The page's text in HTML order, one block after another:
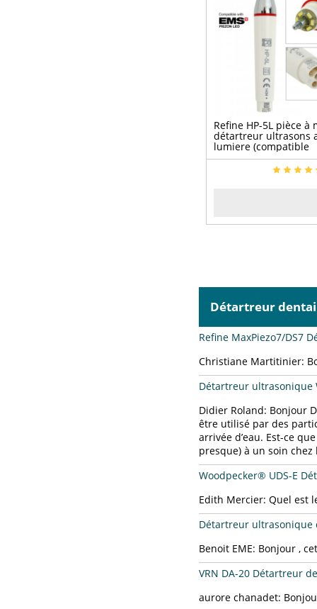
Refine HP-5L pièce à
détartreur ultrasons
lumiere (compatible
Woodpecker UDS et
Détartreur
Refine MaxPiezo7/DS7
Christiane Martitinier:
Détartreur ultrasonique
Didier Roland: Bonjour
être utilisé par des
arrivée d’eau. Est-ce
presque) à un soin chez
Woodpecker® UDS-E
Edith Mercier: Quel est
Détartreur ultrasonique
Benoit EME: Bonjour ,
VRN DA-20 Détartreur
aurore chanadet: